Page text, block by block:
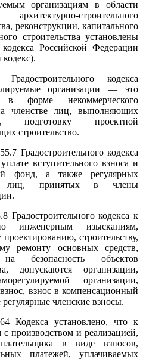
организациям в области
строительного
реконструкции, капитального
строительства установлены
Российской Федерации
кодекса
организации — это
в форме некоммерческого
членстве лиц, выполняющих
подготовку проектной
строительство.
Градостроительного кодекса
вступительного взноса и
фонд, а также регулярных
лиц, принятых в члены
Градостроительного кодекса к
инженерным изысканиям,
строительству,
ремонту основных средств,
безопасность объектов
допускаются организации,
организации,
взнос в компенсационный
членские взносы.
Кодекса установлено, что к
производством и реализацией,
в виде взносов,
платежей, уплачиваемых